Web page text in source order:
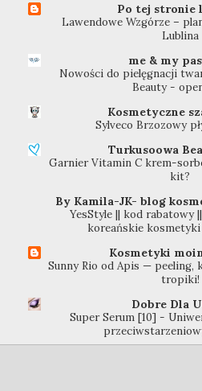
Po tej stronie
Lawendowe Wzgórze –
Lublina
me & my
Nowości do pielęgnacji
Beauty -
Kosmetyczne
Sylveco Brzozowy
Turkusoowa
Garnier Vitamin C krem-
kit?
By Kamila-JK- blog
YesStyle || kod rabatowy
koreańskie
Kosmetyki
Sunny Rio od Apis — peeling,
tropiki!
Dobre Dla
Super Serum [10] -